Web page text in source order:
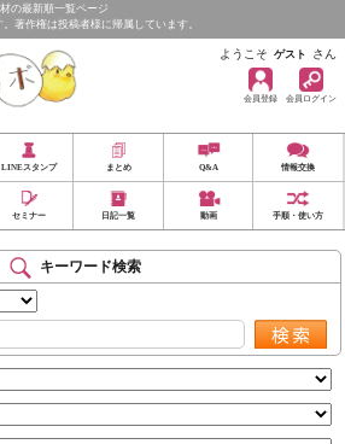
の最新順一覧ページ
著作権は投稿者様に帰属しています。
ようこそ ゲスト さん
会員登録 会員ログイン
LINEスタンプ まとめ Q&A 情報交換
セミナー 日記一覧 動画 手順・使い方
キーワード検索